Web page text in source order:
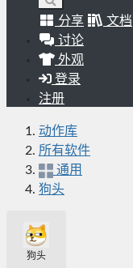
分享
文档
讨论
外观
登录
注册
动作库
所有软件
通用
狗头
狗头